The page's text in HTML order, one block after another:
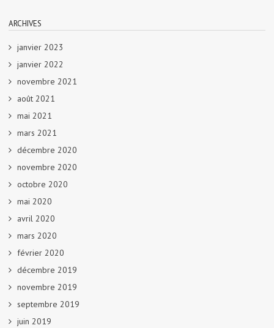
ARCHIVES
janvier 2023
janvier 2022
novembre 2021
août 2021
mai 2021
mars 2021
décembre 2020
novembre 2020
octobre 2020
mai 2020
avril 2020
mars 2020
février 2020
décembre 2019
novembre 2019
septembre 2019
juin 2019